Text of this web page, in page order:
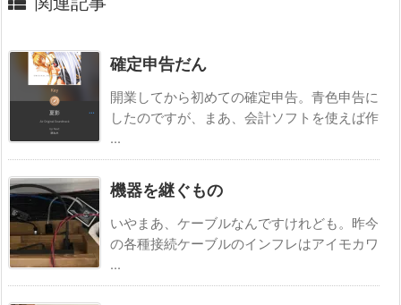
確定申告だん
開業してから初めての確定申告。青色申告に
したのですが、まあ、会計ソフトを使えば作
...
機器を継ぐもの
いやまあ、ケーブルなんですけれども。昨今
の各種接続ケーブルのインフレはアイモカワ
...